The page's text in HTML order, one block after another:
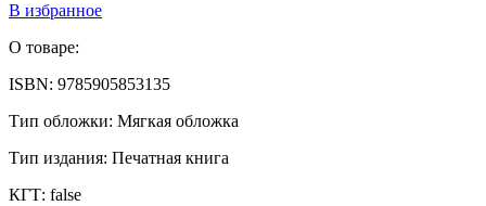
В избранное
О товаре:
ISBN: 9785905853135
Тип обложки: Мягкая обложка
Тип издания: Печатная книга
КГТ: false